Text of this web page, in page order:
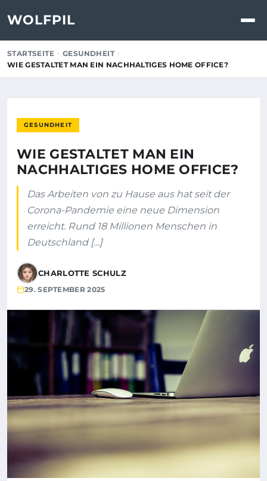
WOLFPIL
STARTSEITE
GESUNDHEIT
WIE GESTALTET MAN EIN NACHHALTIGES HOME OFFICE?
GESUNDHEIT
WIE GESTALTET MAN EIN
NACHHALTIGES HOME OFFICE?
Das Arbeiten von zu Hause aus hat seit der
Corona-Pandemie eine neue Dimension
erreicht. Rund 18 Millionen Menschen in
Deutschland […]
CHARLOTTE SCHULZ
29. SEPTEMBER 2025